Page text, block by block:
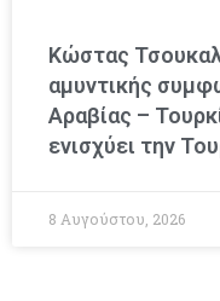
Κώστας
αμυντικής
Αραβίας –
ενισχύει την
8 Αυγούστου, 2026